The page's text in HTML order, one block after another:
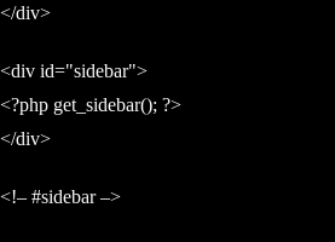
</div>
<div id="sidebar">
<?php get_sidebar(); ?>
</div>
<!– #sidebar –>